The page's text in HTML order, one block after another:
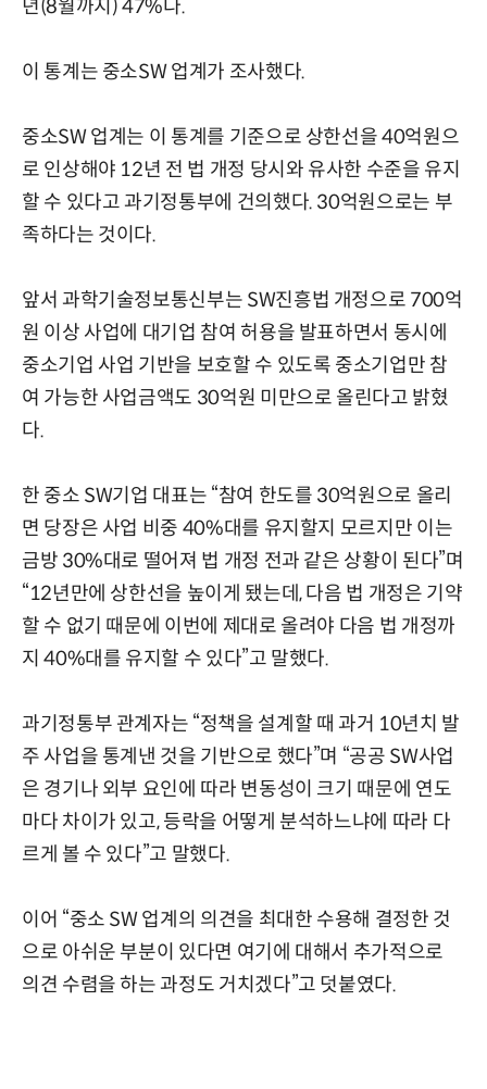
년(8월까지) 47%다.
이 통계는 중소SW 업계가 조사했다.
중소SW 업계는 이 통계를 기준으로 상한선을 40억원으
로 인상해야 12년 전 법 개정 당시와 유사한 수준을 유지
할 수 있다고 과기정통부에 건의했다. 30억원으로는 부
족하다는 것이다.
앞서 과학기술정보통신부는 SW진흥법 개정으로 700억
원 이상 사업에 대기업 참여 허용을 발표하면서 동시에
중소기업 사업 기반을 보호할 수 있도록 중소기업만 참
여 가능한 사업금액도 30억원 미만으로 올린다고 밝혔
다.
한 중소 SW기업 대표는 “참여 한도를 30억원으로 올리
면 당장은 사업 비중 40%대를 유지할지 모르지만 이는
금방 30%대로 떨어져 법 개정 전과 같은 상황이 된다”며
“12년만에 상한선을 높이게 됐는데, 다음 법 개정은 기약
할 수 없기 때문에 이번에 제대로 올려야 다음 법 개정까
지 40%대를 유지할 수 있다”고 말했다.
과기정통부 관계자는 “정책을 설계할 때 과거 10년치 발
주 사업을 통계낸 것을 기반으로 했다”며 “공공 SW사업
은 경기나 외부 요인에 따라 변동성이 크기 때문에 연도
마다 차이가 있고, 등락을 어떻게 분석하느냐에 따라 다
르게 볼 수 있다”고 말했다.
이어 “중소 SW 업계의 의견을 최대한 수용해 결정한 것
으로 아쉬운 부분이 있다면 여기에 대해서 추가적으로
의견 수렴을 하는 과정도 거치겠다”고 덧붙였다.